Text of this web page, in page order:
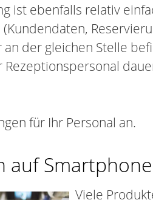
ist ebenfalls relativ
der gleichen Stelle
Rezeptionspersonal
für Ihr Personal an.
auf
Viele